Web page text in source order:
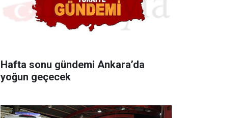
Hafta sonu gündemi Ankara’da
yoğun geçecek